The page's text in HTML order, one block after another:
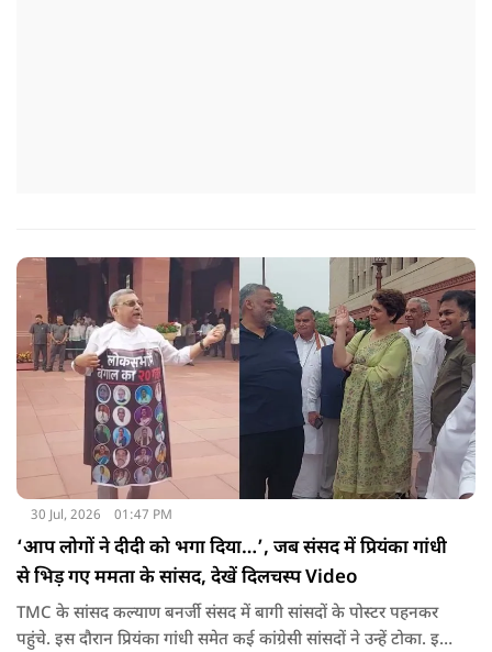
30 Jul, 2026 01:47 PM
‘आप लोगों ने दीदी को भगा दिया…’, जब संसद में प्रियंका गांधी
से भिड़ गए ममता के सांसद, देखें दिलचस्प Video
TMC के सांसद कल्याण बनर्जी संसद में बागी सांसदों के पोस्टर पहनकर
पहुंचे. इस दौरान प्रियंका गांधी समेत कई कांग्रेसी सांसदों ने उन्हें टोका. इस